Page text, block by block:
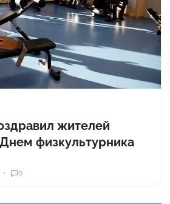
жителей
физкультурника
0